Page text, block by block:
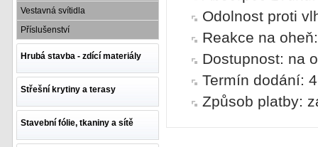
Vestavná svítidla
Příslušenství
Hrubá stavba - zdící materiály
Střešní krytiny a terasy
Stavební fólie, tkaniny a sítě
Odolnost proti
Reakce na
Dostupnost: na
Termín dodání:
Způsob platby: